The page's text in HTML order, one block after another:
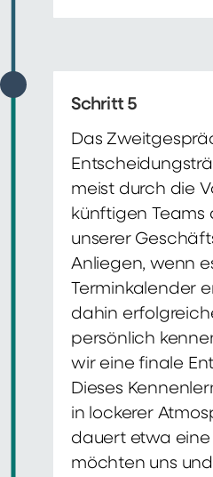
Schritt 5
Das
meist durch die
künftigen Teams
unserer
Anliegen, wenn
Terminkalender
dahin
persönlich
wir eine finale
Dieses
in lockerer
dauert etwa eine
möchten uns